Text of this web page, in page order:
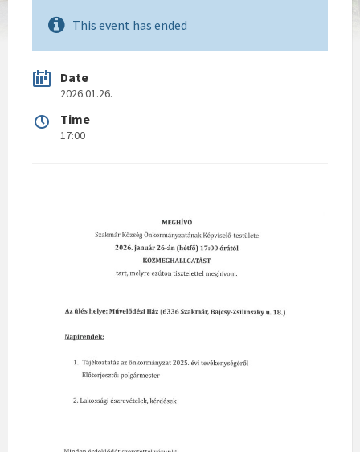
This event has ended
Date
2026.01.26.
Time
17:00